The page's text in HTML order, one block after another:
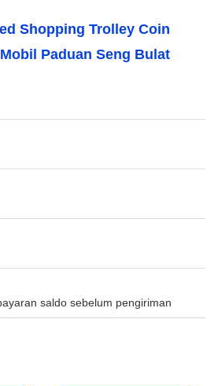
Shopping Trolley Coin
Paduan Seng Bulat
saldo sebelum pengiriman